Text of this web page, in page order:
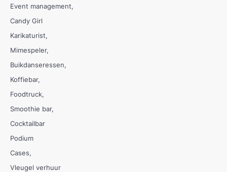
Event management
Candy Girl
Karikaturist
Mimespeler
Buikdanseressen
Koffiebar
Foodtruck
Smoothie bar
Cocktailbar
Podium
Cases
Vleugel verhuur